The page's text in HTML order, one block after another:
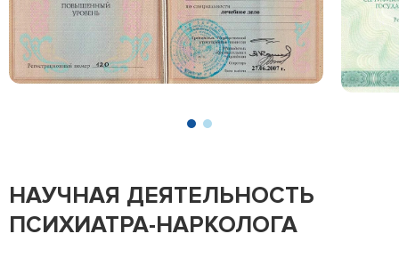
НАУЧНАЯ ДЕЯТЕЛЬНОСТЬ
ПСИХИАТРА-НАРКОЛОГА